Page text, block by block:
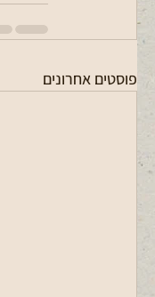
פוסטים אחרונים